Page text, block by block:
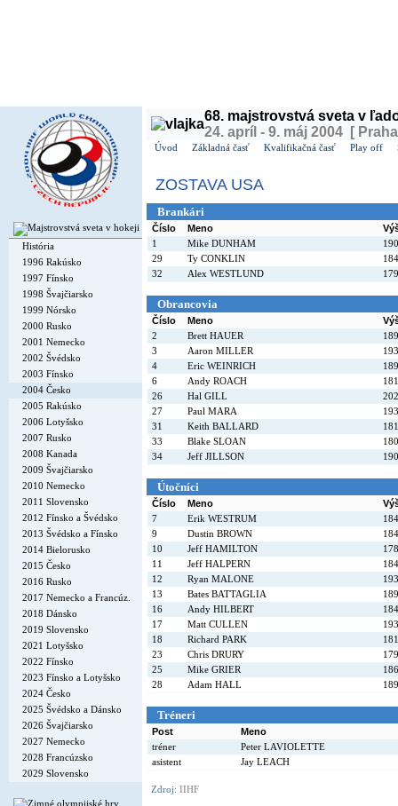
História
1996 Rakúsko
1997 Fínsko
1998 Švajčiarsko
1999 Nórsko
2000 Rusko
2001 Nemecko
2002 Švédsko
2003 Fínsko
2004 Česko
2005 Rakúsko
2006 Lotyšsko
2007 Rusko
2008 Kanada
2009 Švajčiarsko
2010 Nemecko
2011 Slovensko
2012 Fínsko a Švédsko
2013 Švédsko a Fínsko
2014 Bielorusko
2015 Česko
2016 Rusko
2017 Nemecko a Francúz.
2018 Dánsko
2019 Slovensko
2021 Lotyšsko
2022 Fínsko
2023 Fínsko a Lotyšsko
2024 Česko
2025 Švédsko a Dánsko
2026 Švajčiarsko
2027 Nemecko
2028 Francúzsko
2029 Slovensko
68. majstrovstvá sveta v
24. apríl - 9. máj 2004 [ Praha
Úvod Základná časť Kvalifikačná časť Play off
ZOSTAVA USA
Brankári
Číslo Meno
1
Mike DUNHAM
190
29
Ty CONKLIN
184
32
Alex WESTLUND 179
Obrancovia
Číslo Meno
2
Brett HAUER
189
3
Aaron MILLER
193
4
Eric WEINRICH
189
6
Andy ROACH
181
26
Hal GILL
202
27
Paul MARA
193
31
Keith BALLARD
181
33
Blake SLOAN
180
34
Jeff JILLSON 190
Útočníci
Číslo Meno
7
Erik WESTRUM
184
9
Dustin BROWN
184
10
Jeff HAMILTON
178
11
Jeff HALPERN
184
12
Ryan MALONE
193
13
Bates BATTAGLIA
189
16
Andy HILBERT
184
17
Matt CULLEN
193
18
Richard PARK
181
23
Chris DRURY
179
25
Mike GRIER
186
28
Adam HALL 189
Tréneri
Post
Meno
tréner
Peter LAVIOLETTE
asistent
Jay LEACH
Zdroj: IIHF